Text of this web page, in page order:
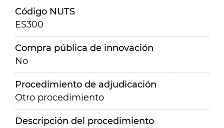
Código NUTS
ES300
Compra pública de innovación
No
Procedimiento de adjudicación
Otro procedimiento
Descripción del procedimiento